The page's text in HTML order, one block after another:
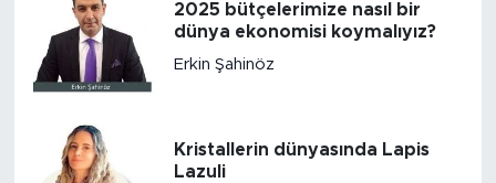
2025 bütçelerimize nasıl bir
dünya ekonomisi koymalıyız?
Erkin Şahinöz
Kristallerin dünyasında Lapis
Lazuli